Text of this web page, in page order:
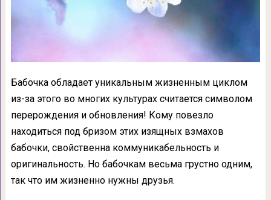
Бабочка обладает уникальным жизненным циклом
из-за этого во многих культурах считается символом
перерождения и обновления! Кому повезло
находиться под бризом этих изящных взмахов
бабочки, свойственна коммуникабельность и
оригинальность. Но бабочкам весьма грустно одним,
так что им жизненно нужны друзья.